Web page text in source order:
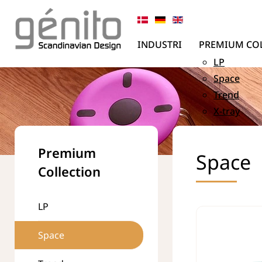
INDUSTRI
PREMIUM
LP
Space
Trend
X-tray
Premium
Collection
LP
Space
Space